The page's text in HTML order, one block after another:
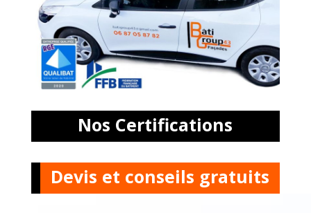
Nos Certifications
Devis et conseils gratuits